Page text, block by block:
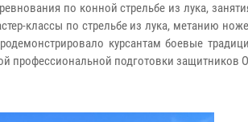
по конной стрельбе из лука,
классы по стрельбе из лука, метанию
курсантам боевые
профессиональной подготовки защитников